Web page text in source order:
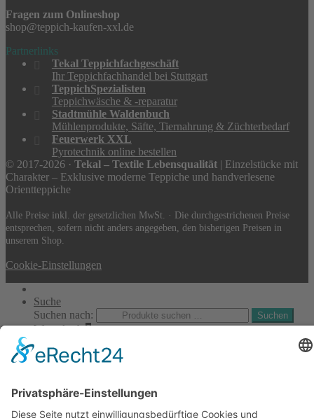
Fragen zum Onlineshop
shop@teppich-kaufen-xxl.de
Partnerlinks
Tekal Teppichfachgeschäft
Ihr Teppichfachhandel bei Stuttgart
TeppichSpezialisten
Teppichwäsche & -reparatur
Stadtmühle Waldenbuch
Mühlenprodukte, Säfte, Tiernahrung & Züchterbedarf
Feuerwerk XXL
Pyrotechnik online bestellen
© 2017-2026 · Tekal – Textile Lebensqualität | Einzelstücke mit
Charakter – Exklusive moderne Teppiche und handverlesene
Orientteppiche
Alle Preise inkl. der gesetzlichen MwSt. · Die durchgestrichenen Preise
entsprechen, sofern nicht anders angegeben, den bisherigen Preisen in
unserem Shop.
Cookie-Einstellungen
Suche
Suchen nach:
Suchen
Warenkorb0
Sie sehen:Designteppich Grün ca. 80 x 150 cm
In den Warenkorb